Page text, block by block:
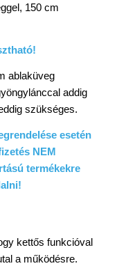
150 cm
ablaküveg
addig
szükséges.
esetén
NEM
termékekre
kettős funkcióval
a működésre.